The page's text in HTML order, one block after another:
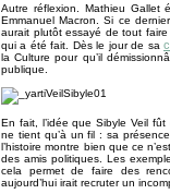
Autre réflexion. Mathieu Gallet
Emmanuel Macron. Si ce
aurait plutôt essayé de tout
qui a été fait. Dès le jour de sa
la Culture pour qu’il
publique.
En fait, l’idée que Sibyle Veil
ne tient qu’à un fil : sa
l’histoire montre bien que ce
des amis politiques. Les
cela permet de faire des
aujourd’hui irait recruter un